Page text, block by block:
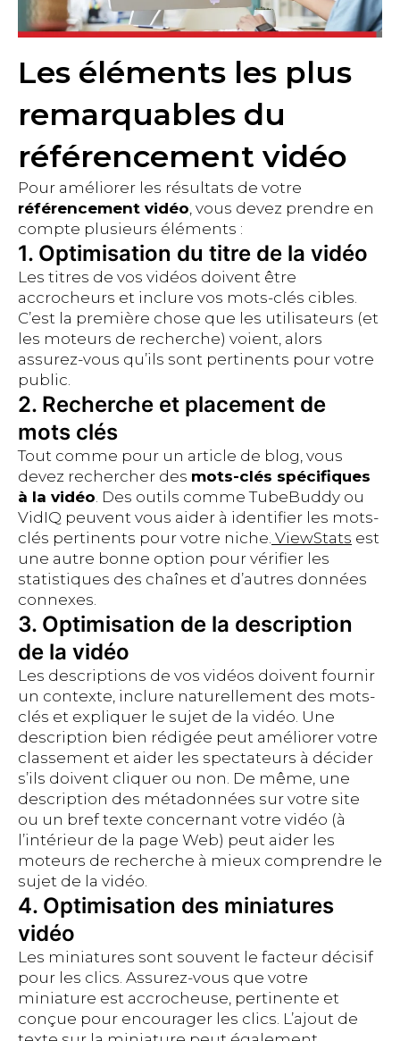
Les éléments les plus
remarquables du
référencement vidéo
Pour améliorer les résultats de votre
référencement vidéo, vous devez prendre en
compte plusieurs éléments :
1. Optimisation du titre de la vidéo
Les titres de vos vidéos doivent être
accrocheurs et inclure vos mots-clés cibles.
C’est la première chose que les utilisateurs (et
les moteurs de recherche) voient, alors
assurez-vous qu’ils sont pertinents pour votre
public.
2. Recherche et placement de
mots clés
Tout comme pour un article de blog, vous
devez rechercher des mots-clés spécifiques
à la vidéo. Des outils comme TubeBuddy ou
VidIQ peuvent vous aider à identifier les mots-
clés pertinents pour votre niche. ViewStats est
une autre bonne option pour vérifier les
statistiques des chaînes et d’autres données
connexes.
3. Optimisation de la description
de la vidéo
Les descriptions de vos vidéos doivent fournir
un contexte, inclure naturellement des mots-
clés et expliquer le sujet de la vidéo. Une
description bien rédigée peut améliorer votre
classement et aider les spectateurs à décider
s’ils doivent cliquer ou non. De même, une
description des métadonnées sur votre site
ou un bref texte concernant votre vidéo (à
l’intérieur de la page Web) peut aider les
moteurs de recherche à mieux comprendre le
sujet de la vidéo.
4. Optimisation des miniatures
vidéo
Les miniatures sont souvent le facteur décisif
pour les clics. Assurez-vous que votre
miniature est accrocheuse, pertinente et
conçue pour encourager les clics. L’ajout de